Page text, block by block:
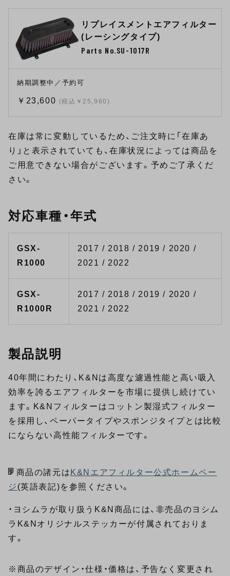
リプレイスメントエアフィルター
(レーシングタイプ)
Parts No.SU-1017R
納期調整中／予約可
￥23,600 (税込￥25,960)
在庫は常に変動しているため、ご注文時に「在庫あ
り」と表示されていても、在庫状況によっては商品を
ご用意できない場合がございます。予めご了承くだ
さい。
対応車種・年式
GSX-
R1000
2017 / 2018 / 2019 / 2020 /
2021 / 2022
GSX-
R1000R
2017 / 2018 / 2019 / 2020 /
2021 / 2022
製品説明
40年間にわたり、K&Nは高度な濾過性能と高い吸入
効率を誇るエアフィルターを市場に提供し続けてい
ます。K&Nフィルターはコットン製湿式フィルター
を採用し、ペーパータイプやスポンジタイプとは比較
にならない高性能フィルターです。
商品の諸元は K&Nエアフィルター公式ホームペー
ジ (英語表記)を参照ください。
・ヨシムラが取り扱うK&N商品には、非売品のヨシム
ラK&Nオリジナルステッカーが付属されておりま
す。
※商品のデザイン・仕様・価格は、予告なく変更され